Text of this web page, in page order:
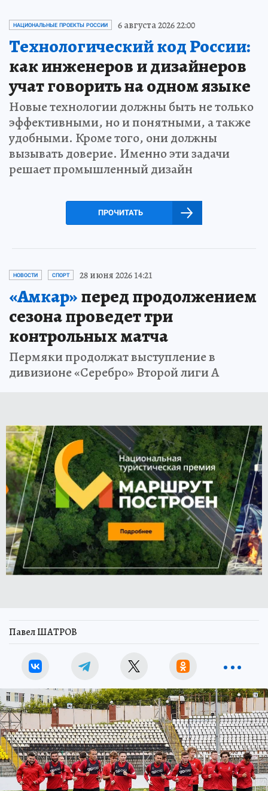
НАЦИОНАЛЬНЫЕ ПРОЕКТЫ РОССИИ 6 августа 2026 22:00
Технологический код России:
как инженеров и дизайнеров
учат говорить на одном языке
Новые технологии должны быть не только
эффективными, но и понятными, а также
удобными. Кроме того, они должны
вызывать доверие. Именно эти задачи
решает промышленный дизайн
ПРОЧИТАТЬ
НОВОСТИ СПОРТ 28 июня 2026 14:21
«Амкар»перед продолжением
сезона проведет три
контрольных матча
Пермяки продолжат выступление в
дивизионе «Серебро» Второй лиги А
Павел ШАТРОВ